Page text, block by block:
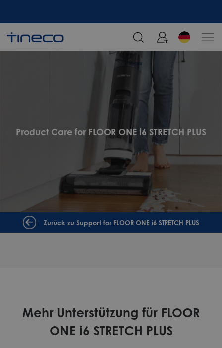
Product Care for FLOOR ONE i6 STRETCH PLUS
Zurück zu Support for FLOOR ONE i6 STRETCH PLUS
Mehr Unterstützung für FLOOR
ONE i6 STRETCH PLUS